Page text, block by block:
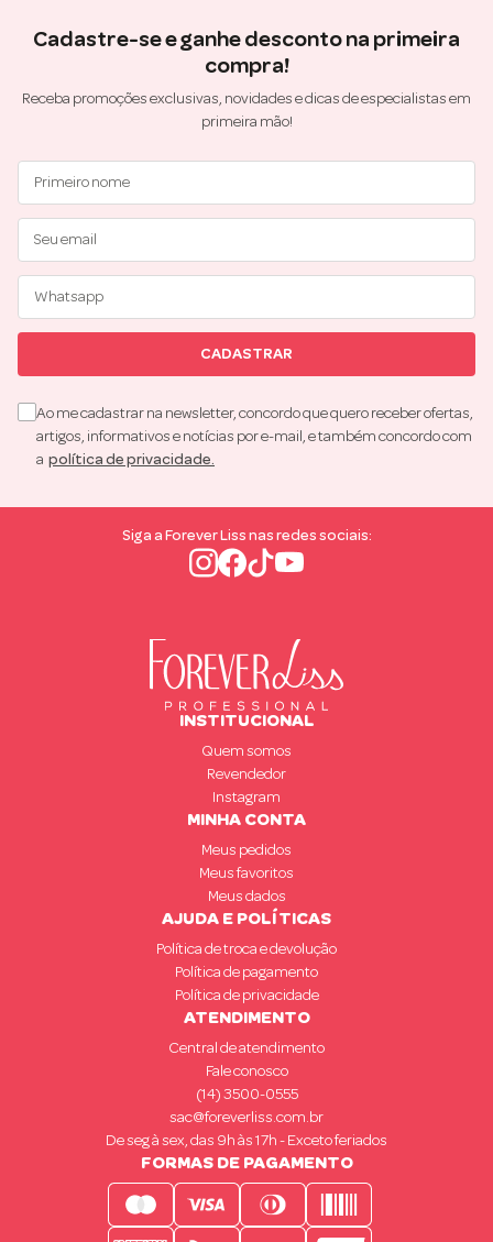
Cadastre-se e ganhe desconto na primeira
compra!
Receba promoções exclusivas, novidades e dicas de especialistas em
primeira mão!
CADASTRAR
Ao me cadastrar na newsletter, concordo que quero receber ofertas,
artigos, informativos e notícias por e-mail, e também concordo com
a política de privacidade.
Siga a Forever Liss nas redes sociais:
INSTITUCIONAL
Quem somos
Revendedor
Instagram
MINHA CONTA
Meus pedidos
Meus favoritos
Meus dados
AJUDA E POLÍTICAS
Política de troca e devolução
Política de pagamento
Política de privacidade
ATENDIMENTO
Central de atendimento
Fale conosco
(14) 3500-0555
sac@foreverliss.com.br
De seg à sex, das 9h às 17h - Exceto feriados
FORMAS DE PAGAMENTO